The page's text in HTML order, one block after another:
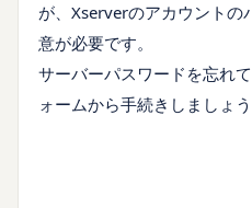
が、Xserverのアカウントの
意が必要です。
サーバーパスワードを忘れ
ォームから手続きしましょう